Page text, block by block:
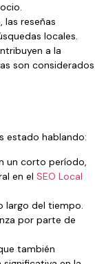
las reseñas
locales.
a la
son considerados
estado hablando:
un corto período,
en el SEO Local
largo del tiempo.
por parte de
también